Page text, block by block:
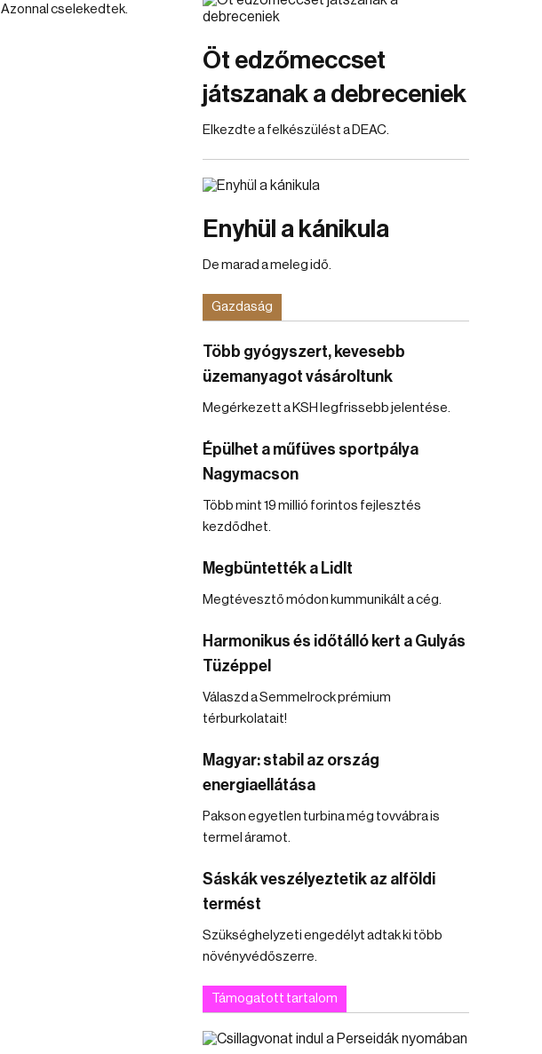
Azonnal cselekedtek.
Öt edzőmeccset
játszanak a debreceniek
Elkezdte a felkészülést a DEAC.
Enyhül a kánikula
De marad a meleg idő.
Gazdaság
Több gyógyszert, kevesebb
üzemanyagot vásároltunk
Megérkezett a KSH legfrissebb jelentése.
Épülhet a műfüves sportpálya
Nagymacson
Több mint 19 millió forintos fejlesztés
kezdődhet.
Megbüntették a Lidlt
Megtévesztő módon kummunikált a cég.
Harmonikus és időtálló kert a Gulyás
Tüzéppel
Válaszd a Semmelrock prémium
térburkolatait!
Magyar: stabil az ország
energiaellátása
Pakson egyetlen turbina még tovvábra is
termel áramot.
Sáskák veszélyeztetik az alföldi
termést
Szükséghelyzeti engedélyt adtak ki több
növényvédőszerre.
Támogatott tartalom